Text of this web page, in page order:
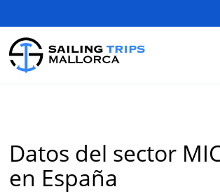
Datos del sector
en España